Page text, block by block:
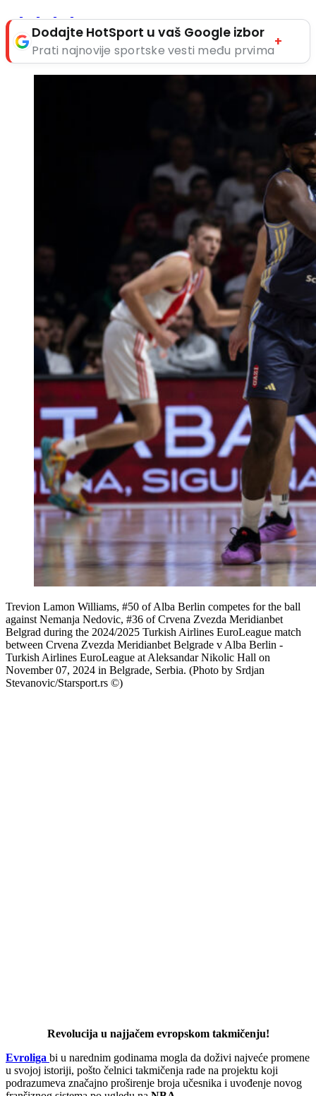
Dodajte HotSport u vaš Google izbor
Prati najnovije sportske vesti među prvima
+
Trevion Lamon Williams, #50 of Alba Berlin competes for the ball
against Nemanja Nedovic, #36 of Crvena Zvezda Meridianbet
Belgrad during the 2024/2025 Turkish Airlines EuroLeague match
between Crvena Zvezda Meridianbet Belgrade v Alba Berlin -
Turkish Airlines EuroLeague at Aleksandar Nikolic Hall on
November 07, 2024 in Belgrade, Serbia. (Photo by Srdjan
Stevanovic/Starsport.rs ©)
Revolucija u najjačem evropskom takmičenju!
Evroliga bi u narednim godinama mogla da doživi najveće promene
u svojoj istoriji, pošto čelnici takmičenja rade na projektu koji
podrazumeva značajno proširenje broja učesnika i uvođenje novog